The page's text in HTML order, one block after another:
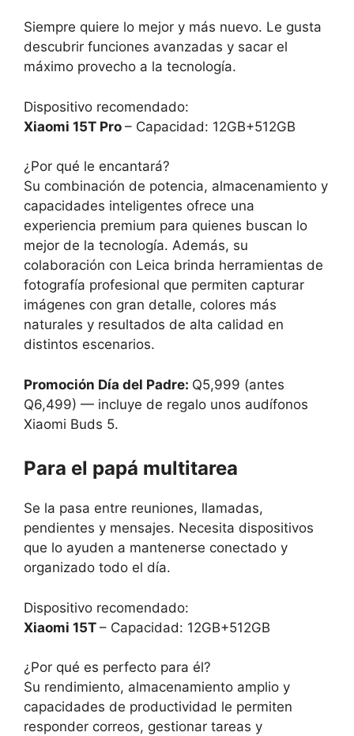
Siempre quiere lo mejor y más nuevo. Le gusta
descubrir funciones avanzadas y sacar el
máximo provecho a la tecnología.
Dispositivo recomendado:
Xiaomi 15T Pro – Capacidad: 12GB+512GB
¿Por qué le encantará?
Su combinación de potencia, almacenamiento y
capacidades inteligentes ofrece una
experiencia premium para quienes buscan lo
mejor de la tecnología. Además, su
colaboración con Leica brinda herramientas de
fotografía profesional que permiten capturar
imágenes con gran detalle, colores más
naturales y resultados de alta calidad en
distintos escenarios.
Promoción Día del Padre: Q5,999 (antes
Q6,499) — incluye de regalo unos audífonos
Xiaomi Buds 5.
Para el papá multitarea
Se la pasa entre reuniones, llamadas,
pendientes y mensajes. Necesita dispositivos
que lo ayuden a mantenerse conectado y
organizado todo el día.
Dispositivo recomendado:
Xiaomi 15T – Capacidad: 12GB+512GB
¿Por qué es perfecto para él?
Su rendimiento, almacenamiento amplio y
capacidades de productividad le permiten
responder correos, gestionar tareas y